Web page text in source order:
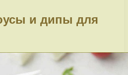
и дипы для